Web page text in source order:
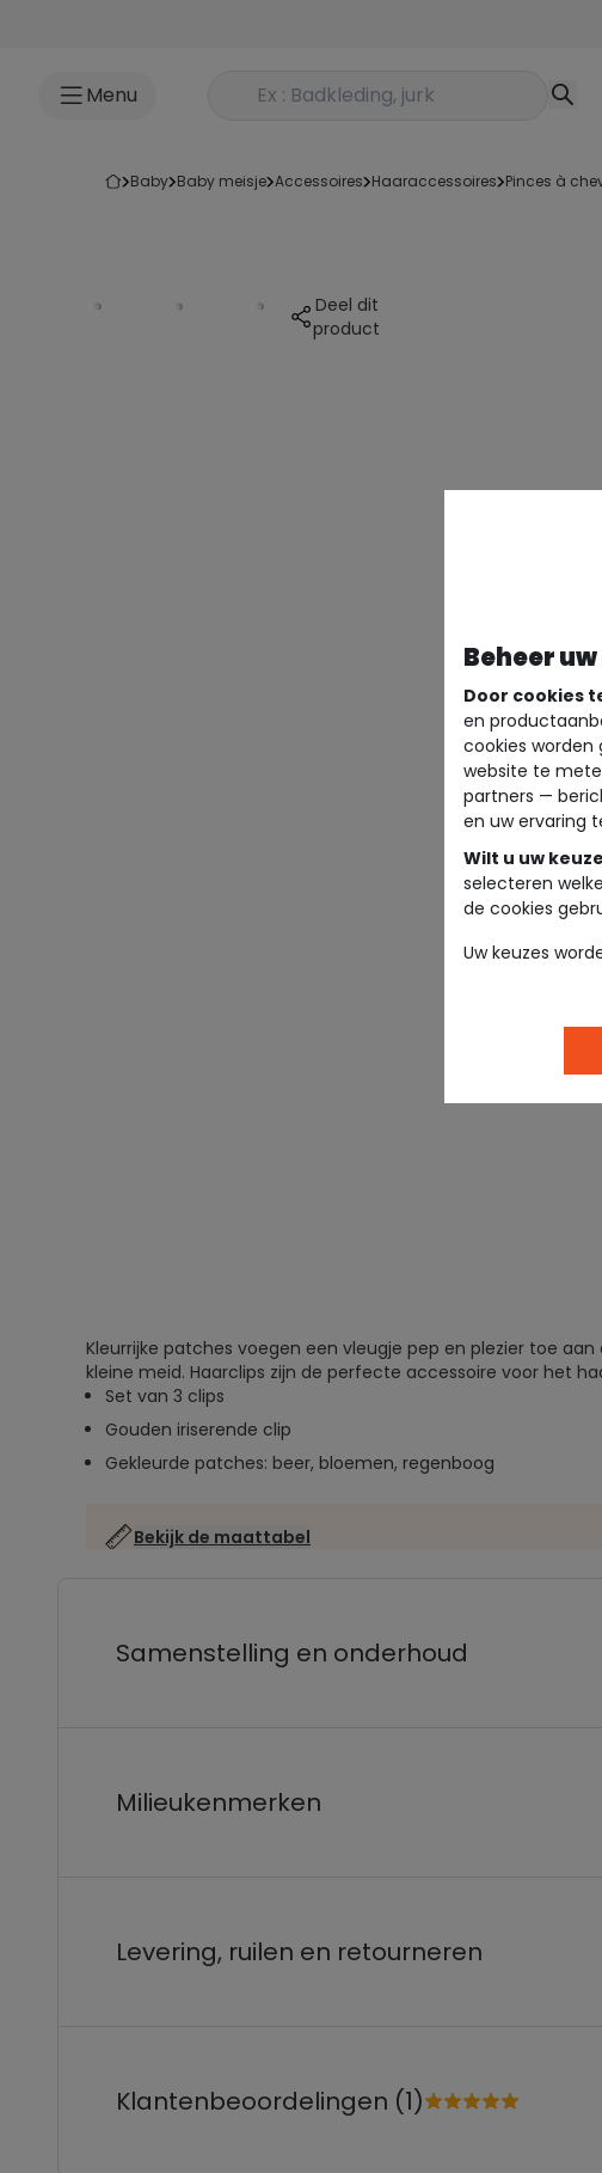
Menu Rechercher un produit
baby baby meisje accessoires haaraccessoires pinces à
Deel dit
product
Kleurrijke patches voegen een vleugje pep en plezier toe aan
kleine meid. Haarclips zijn de perfecte accessoire voor het
Set van 3 clips
Gouden iriserende clip
Gekleurde patches: beer, bloemen, regenboog
Bekijk de maattabel
Samenstelling en onderhoud
Milieukenmerken
Levering, ruilen en retourneren
Klantenbeoordelingen (1)
Beheer
Door cookies
en
cookies worden
website te
partners —
en uw ervaring
Wilt u uw
selecteren
de cookies
Uw keuzes